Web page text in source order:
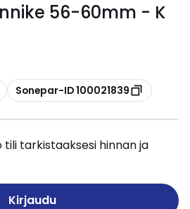
56-60mm - K
Kopioi
Sonepar-ID 100021839
tili tarkistaaksesi hinnan ja
Kirjaudu